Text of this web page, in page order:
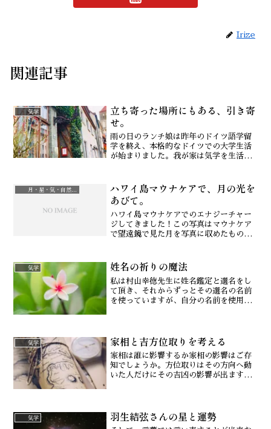
Irize
関連記事
気学
立ち寄った場所にもある、引き寄
せ。
雨の日のランチ娘は昨年のドイツ語学留
学を終え、本格的なドイツでの大学生活
が始まりました。我が家は気学を生活に
の決心をしました。（⇒気学を学ぶ）そ
れからこのたった１年で、...
月・星・気・自然治癒力
ハワイ島マウナケアで、月の光を
あびて。
ハワイ島マウナケアでのエナジーチャー
ジしてきました！この写真はマウナケア
で望遠鏡で見た月を写真に収めたもの。
山」という意味です。冬には山頂が雪で
覆われることからこの名が...
気学 姓名の祈りの魔法
私は村山幸徳先生に姓名鑑定と選名をし
て頂き、それからずっとその選名の名前
を使っていますが、自分の名前を使用す
です。それは祈りを繰り返すことで引き
寄せる力、魔法です。
気学 家相と吉方位取りを考える
家相は誰に影響するか家相の影響はご存
知でしょうか。方位取りはその方向へ動
いた人だけにその吉凶の影響が出ます
む生命、ペットたちにも影...
気学 羽生結弦さんの星と運勢